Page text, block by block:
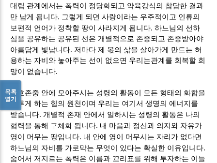
대립 관계에서는 폭력이 정당화되고 약육강식의 참담한 결과
만 남게 됩니다. 그렇게 되면 사랑이라는 우주적이고 인류의
보편적 언어가 정착할 땅이 사라지게 됩니다.하느님의 선하
심을 공유하는 공유된 선은 개별적으로 존중되고 존중받아야
아름답게 빛납니다. 저마다 제 몫의 삶을 살아가게 만드는 허
용하는 자비와 놓아주는 선이 없으면 우리는관계를 회복할 희
망이 없습니다.
상호존중 안에 모아주시는 성령의 활동이 모든 형태의 화합을
이루게 하는 힘의 원천이며 우리는 여기서 생명의 에너지를
받습니다. 개별적 존재 안에서 일하시는 성령의 활동은 나의
협력을 통해 구체화 됩니다. 내 마음과 정신과 의지와 자유가
영이 머무는 땅입니다. 내 안에 영이 머무시는 자리가 없다면
하느님의 자비를 가로막는 무엇이 있다는 확실한 이유입니다.
숨어서 저지르는 폭력은 이름과 꼬리표를 위해 투자하는 이들
목록
열기